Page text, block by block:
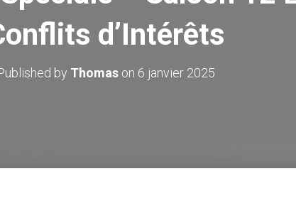
d’Intérêts
by Thomas on 6 janvier 2025